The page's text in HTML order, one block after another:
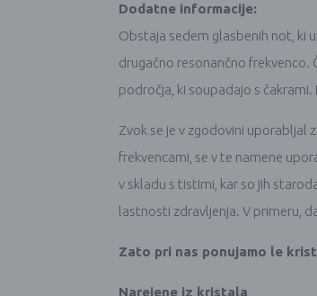
Dodatne informacije:
Obstaja sedem glasbenih not, ki
drugačno resonančno frekvenco.
področja, ki soupadajo s
Zvok se je v zgodovini uporabljal
frekvencami, se v te namene
v skladu s tistimi, kar so jih
lastnosti zdravljenja. V primeru,
Zato pri nas ponujamo le
Narejene iz kristala